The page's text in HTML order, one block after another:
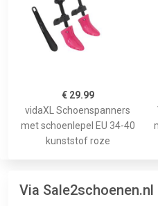
€ 29.99
vidaXL Schoenspanners
met schoenlepel EU 34-40
kunststof roze
Via